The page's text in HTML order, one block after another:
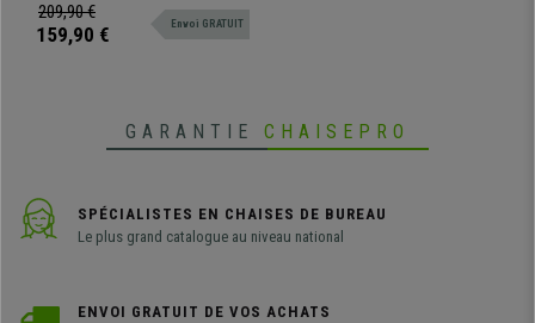
modèle vous offre un confort
supérieur au quotidien.
209,90 €
159,90 € Envoi GRATUIT
GARANTIE CHAISEPRO
SPÉCIALISTES EN CHAISES DE BUREAU
Le plus grand catalogue au niveau national
ENVOI GRATUIT DE VOS ACHATS